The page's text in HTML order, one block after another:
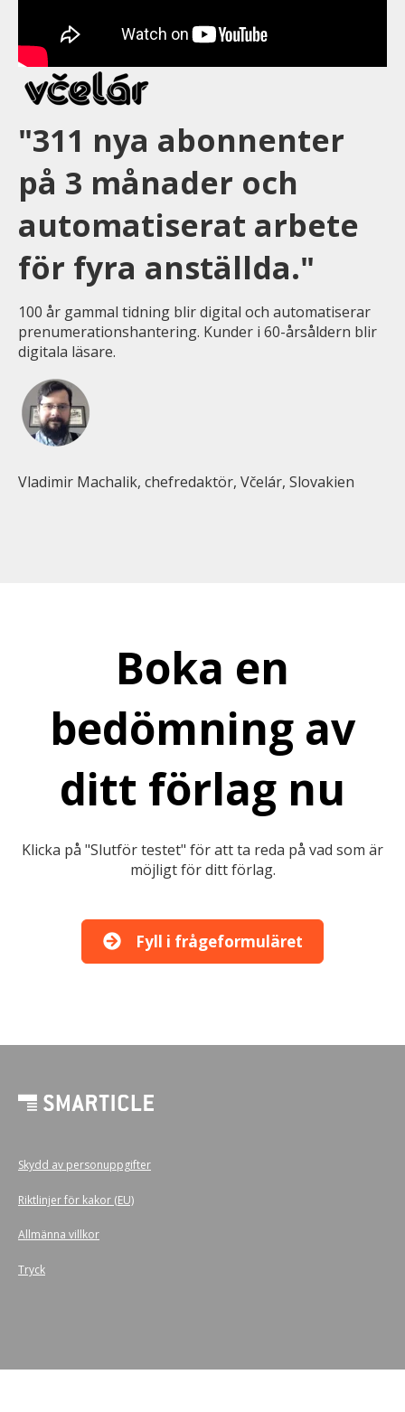
"311 nya abonnenter
på 3 månader och
automatiserat arbete
för fyra anställda."
100 år gammal tidning blir digital och automatiserar
prenumerationshantering. Kunder i 60-årsåldern blir
digitala läsare.
Vladimir Machalik, chefredaktör, Včelár, Slovakien
Boka en
bedömning av
ditt förlag nu
Klicka på "Slutför testet" för att ta reda på vad som är
möjligt för ditt förlag.
Fyll i frågeformuläret
Skydd av personuppgifter
Riktlinjer för kakor (EU)
Allmänna villkor
Tryck